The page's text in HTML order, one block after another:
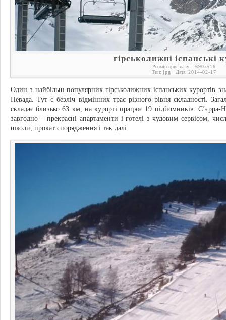
гірськолижні іспанські
Розмір оригіналу: 690x516
Тип: jpg Дата: 2014-02-17
Один з найбільш популярних гірськолижних іспанських курортів
Невада. Тут є безліч відмінних трас різного рівня складності.
складає близько 63 км, на курорті працює 19 підйомників.
завгодно – прекрасні апартаменти і готелі з чудовим сервісом,
школи, прокат спорядження і так далі